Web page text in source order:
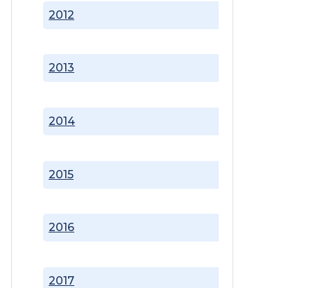
2012
2013
2014
2015
2016
2017